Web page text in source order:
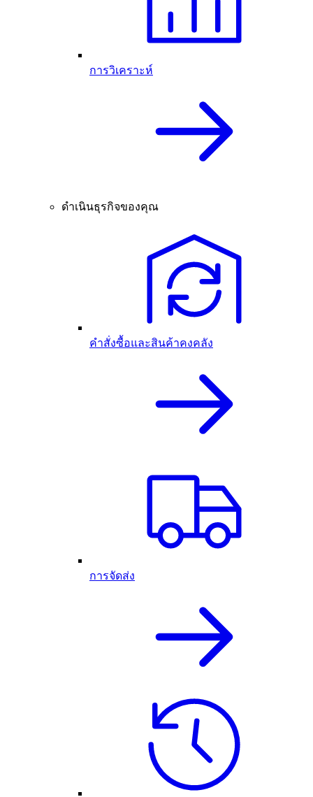
การวิเคราะห์
ดำเนินธุรกิจของคุณ
คำสั่งซื้อและสินค้าคงคลัง
การจัดส่ง